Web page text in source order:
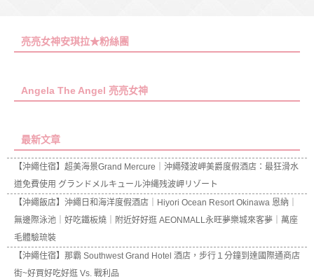
亮亮女神安琪拉★粉絲團
Angela The Angel 亮亮女神
最新文章
【沖繩住宿】超美海景Grand Mercure｜沖繩殘波岬美爵度假酒店：最狂滑水
道免費使用 グランドメルキュール沖縄残波岬リゾート
【沖繩飯店】沖繩日和海洋度假酒店｜Hiyori Ocean Resort Okinawa 恩納｜
無邊際泳池｜好吃鐵板燒｜附近好好逛 AEONMALL永旺夢樂城來客夢｜萬座
毛體驗琉裝
【沖繩住宿】那霸 Southwest Grand Hotel 酒店，步行１分鐘到達國際通商店
街~好買好吃好逛 Vs. 戰利品